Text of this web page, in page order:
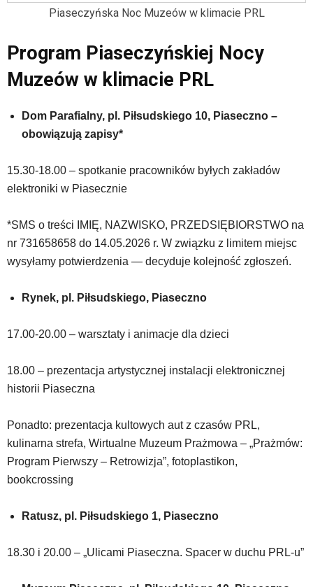
Piaseczyńska Noc Muzeów w klimacie PRL
Program Piaseczyńskiej Nocy
Muzeów w klimacie PRL
Dom Parafialny, pl. Piłsudskiego 10, Piaseczno –
obowiązują zapisy*
15.30-18.00 – spotkanie pracowników byłych zakładów
elektroniki w Piasecznie
*SMS o treści IMIĘ, NAZWISKO, PRZEDSIĘBIORSTWO na
nr 731658658 do 14.05.2026 r. W związku z limitem miejsc
wysyłamy potwierdzenia — decyduje kolejność zgłoszeń.
Rynek, pl. Piłsudskiego, Piaseczno
17.00-20.00 – warsztaty i animacje dla dzieci
18.00 – prezentacja artystycznej instalacji elektronicznej
historii Piaseczna
Ponadto: prezentacja kultowych aut z czasów PRL,
kulinarna strefa, Wirtualne Muzeum Prażmowa – „Prażmów:
Program Pierwszy – Retrowizja”, fotoplastikon,
bookcrossing
Ratusz, pl. Piłsudskiego 1, Piaseczno
18.30 i 20.00 – „Ulicami Piaseczna. Spacer w duchu PRL-u”